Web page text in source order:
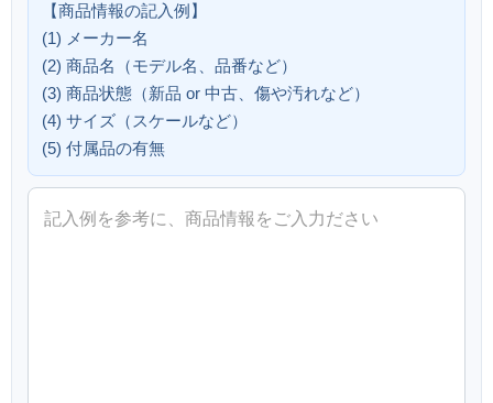
【商品情報の記入例】
(1) メーカー名
(2) 商品名（モデル名、品番など）
(3) 商品状態（新品 or 中古、傷や汚れなど）
(4) サイズ（スケールなど）
(5) 付属品の有無